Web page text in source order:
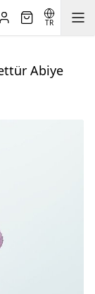
TR
Abiye